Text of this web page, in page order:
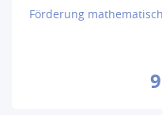
Förderung